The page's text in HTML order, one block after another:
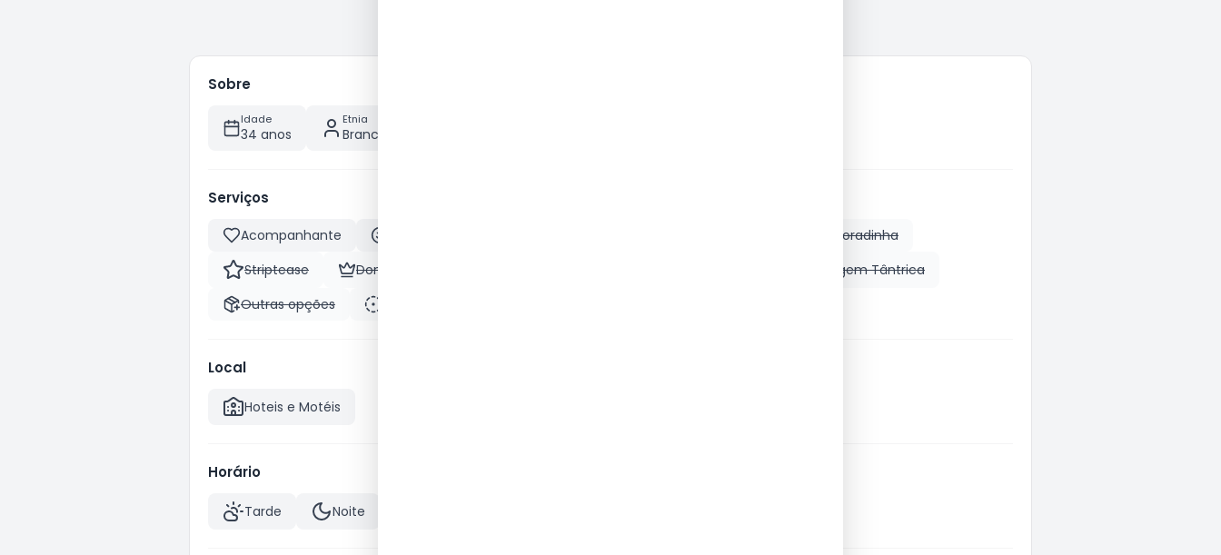
Sobre
Idade
34 anos
Etnia
Branca
Serviços
Acompanhante
Namoradinha
Striptease
Dominação
Massagem Tântrica
Outras opções
Local
Hoteis e Motéis
Horário
Tarde Noite